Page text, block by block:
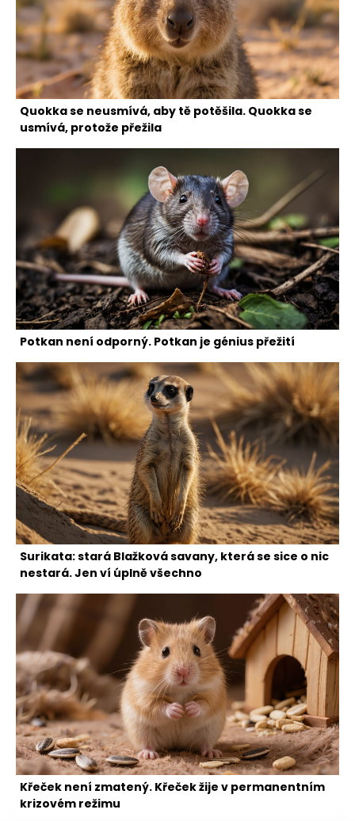
Quokka se neusmívá, aby tě potěšila. Quokka se
usmívá, protože přežila
Potkan není odporný. Potkan je génius přežití
Surikata: stará Blažková savany, která se sice o nic
nestará. Jen ví úplně všechno
Křeček není zmatený. Křeček žije v permanentním
krizovém režimu